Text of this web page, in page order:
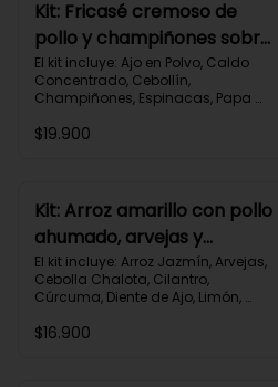
Kit: Fricasé cremoso de
pollo y champiñones sobre
puré de papa y espinacas-
152
El kit incluye: Ajo en Polvo, Caldo
Concentrado, Cebollín,
Champiñones, Espinacas, Papa
Pechuga de Pollo (foto 160g/p),
650 kcal	| Carbohidratos 52g |
Grasas 32g | Proteínas 41g
$19.900
Kit: Arroz amarillo con pollo
ahumado, arvejas y
cilantro-131
El kit incluye: Arroz Jazmín, Arvejas,
Cebolla Chalota, Cilantro,
Cúrcuma, Diente de Ajo, Limón,
160g/p), Tomate, Receta Impresa.
$16.900